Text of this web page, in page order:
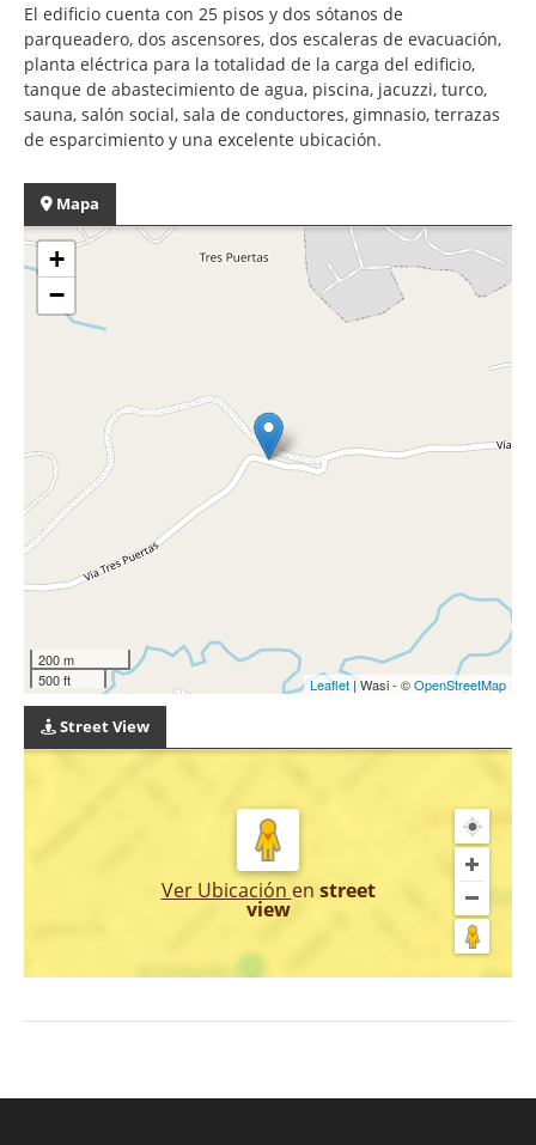
El edificio cuenta con 25 pisos y dos sótanos de
parqueadero, dos ascensores, dos escaleras de evacuación,
planta eléctrica para la totalidad de la carga del edificio,
tanque de abastecimiento de agua, piscina, jacuzzi, turco,
sauna, salón social, sala de conductores, gimnasio, terrazas
de esparcimiento y una excelente ubicación.
Mapa
+
−
200 m
500 ft
Leaflet | Wasi - ©OpenStreetMap
Street View
Ver Ubicación en street
view